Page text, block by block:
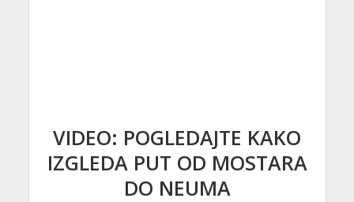
VIDEO: POGLEDAJTE KAKO
IZGLEDA PUT OD MOSTARA
DO NEUMA